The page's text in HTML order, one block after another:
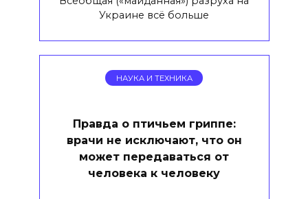
Украине всё больше
НАУКА И ТЕХНИКА
Правда о птичьем гриппе:
врачи не исключают, что он
может передаваться от
человека к человеку